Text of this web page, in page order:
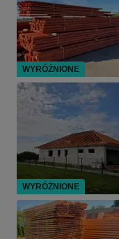
WYRÓŻNIONE
WYRÓŻNIONE